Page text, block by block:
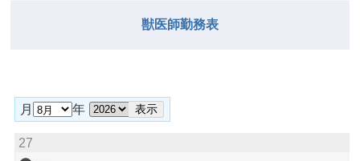
獣医師勤務表
月 年
27